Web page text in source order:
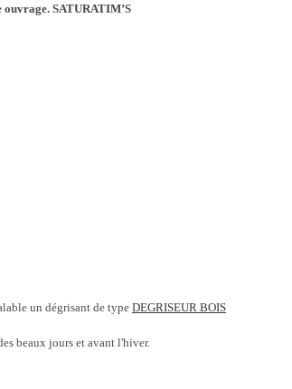
ouvrage. SATURATIM’S
un dégrisant de type DEGRISEUR BOIS
beaux jours et avant l'hiver.